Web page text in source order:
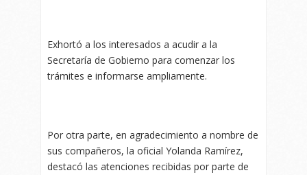
Exhortó a los interesados a acudir a la
Secretaría de Gobierno para comenzar los
trámites e informarse ampliamente.
Por otra parte, en agradecimiento a nombre de
sus compañeros, la oficial Yolanda Ramírez,
destacó las atenciones recibidas por parte de